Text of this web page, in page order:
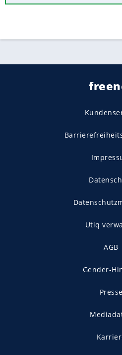
Utiq
AGB
Gender-
Presse